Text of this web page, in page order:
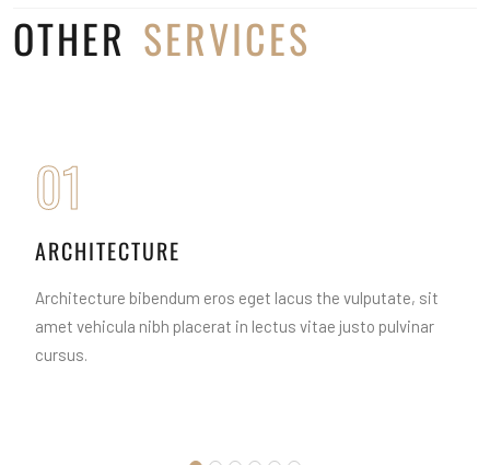
OTHER SERVICES
01
ARCHITECTURE
Architecture bibendum eros eget lacus the vulputate, sit
amet vehicula nibh placerat in lectus vitae justo pulvinar
cursus.